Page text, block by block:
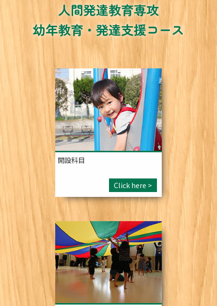
人間発達教育専攻
幼年教育・発達支援コース
開設科目
Click here >